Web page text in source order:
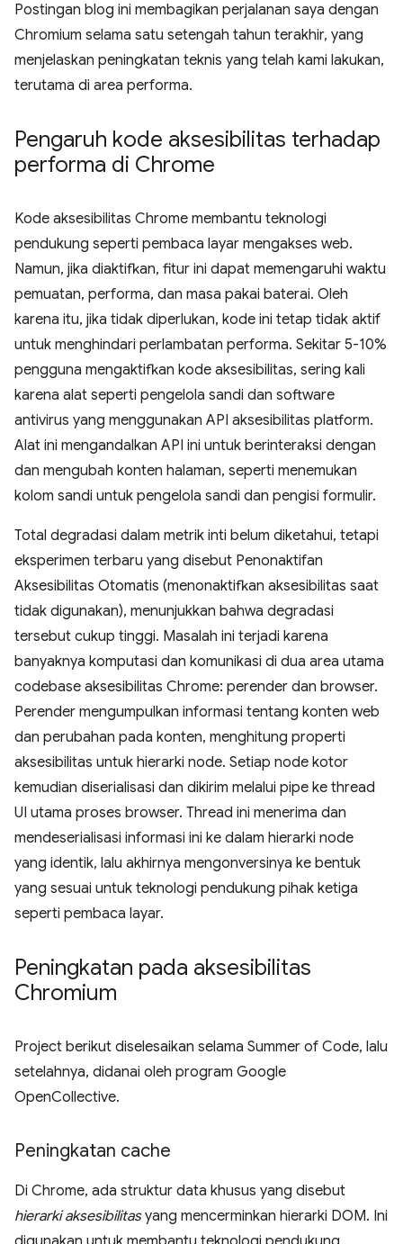
Postingan blog ini membagikan perjalanan saya dengan
Chromium selama satu setengah tahun terakhir, yang
menjelaskan peningkatan teknis yang telah kami lakukan,
terutama di area performa.
Pengaruh kode aksesibilitas terhadap
performa di Chrome
Kode aksesibilitas Chrome membantu teknologi
pendukung seperti pembaca layar mengakses web.
Namun, jika diaktifkan, fitur ini dapat memengaruhi waktu
pemuatan, performa, dan masa pakai baterai. Oleh
karena itu, jika tidak diperlukan, kode ini tetap tidak aktif
untuk menghindari perlambatan performa. Sekitar 5-10%
pengguna mengaktifkan kode aksesibilitas, sering kali
karena alat seperti pengelola sandi dan software
antivirus yang menggunakan API aksesibilitas platform.
Alat ini mengandalkan API ini untuk berinteraksi dengan
dan mengubah konten halaman, seperti menemukan
kolom sandi untuk pengelola sandi dan pengisi formulir.
Total degradasi dalam metrik inti belum diketahui, tetapi
eksperimen terbaru yang disebut Penonaktifan
Aksesibilitas Otomatis (menonaktifkan aksesibilitas saat
tidak digunakan), menunjukkan bahwa degradasi
tersebut cukup tinggi. Masalah ini terjadi karena
banyaknya komputasi dan komunikasi di dua area utama
codebase aksesibilitas Chrome: perender dan browser.
Perender mengumpulkan informasi tentang konten web
dan perubahan pada konten, menghitung properti
aksesibilitas untuk hierarki node. Setiap node kotor
kemudian diserialisasi dan dikirim melalui pipe ke thread
UI utama proses browser. Thread ini menerima dan
mendeserialisasi informasi ini ke dalam hierarki node
yang identik, lalu akhirnya mengonversinya ke bentuk
yang sesuai untuk teknologi pendukung pihak ketiga
seperti pembaca layar.
Peningkatan pada aksesibilitas
Chromium
Project berikut diselesaikan selama Summer of Code, lalu
setelahnya, didanai oleh program Google
OpenCollective.
Peningkatan cache
Di Chrome, ada struktur data khusus yang disebut
hierarki aksesibilitasyang mencerminkan hierarki DOM. Ini